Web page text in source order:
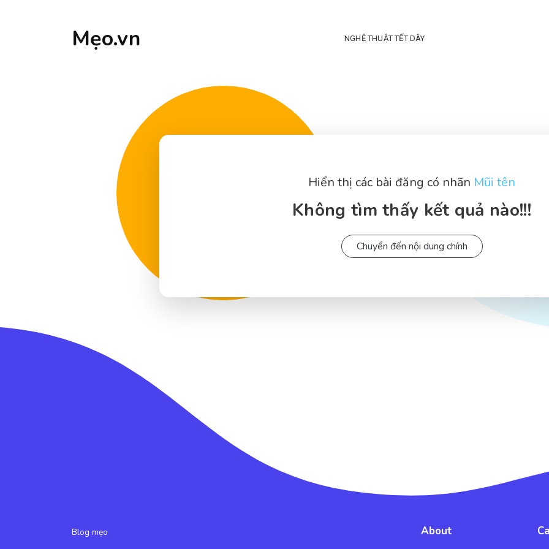
Mẹo.vn NGHỆ THUẬT TẾT DÂY
Hiển thị các bài đăng có nhãn Mũi tên
Không tìm thấy kết quả nào!!!
Chuyển đến nội dung chính
Blog mẹo About